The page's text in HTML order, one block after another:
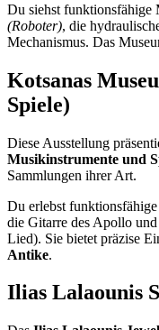
Du siehst funktionsfähige
(Roboter), die
Mechanismus. Das
Kotsanas
Spiele)
Diese Ausstellung
Musikinstrumente und
Sammlungen ihrer Art.
Du erlebst
die Gitarre des Apollo
Lied). Sie bietet präzise
Antike.
Ilias Lalaounis